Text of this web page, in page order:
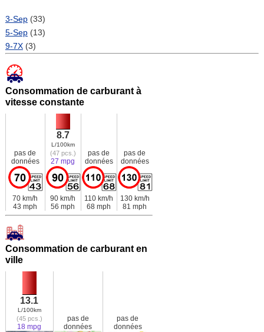
3-Sep(33)
5-Sep(13)
9-7X(3)
Consommation de carburant à
vitesse constante
pas de
données
8.7
L/100km
(47 pcs.)
27 mpg
pas de
données
pas de
données
70 km/h
43 mph
90 km/h
56 mph
110 km/h
68 mph
130 km/h
81 mph
Consommation de carburant en
ville
13.1
L/100km
(45 pcs.)
18 mpg
pas de
données
pas de
données